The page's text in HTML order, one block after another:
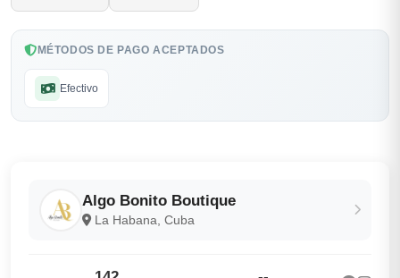
MÉTODOS DE PAGO ACEPTADOS
Efectivo
Algo Bonito Boutique
La Habana, Cuba